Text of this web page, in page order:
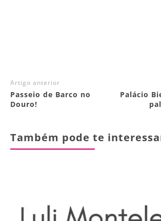
Artigo anterior
Passeio de Barco no
Douro!
Palácio
Também pode te